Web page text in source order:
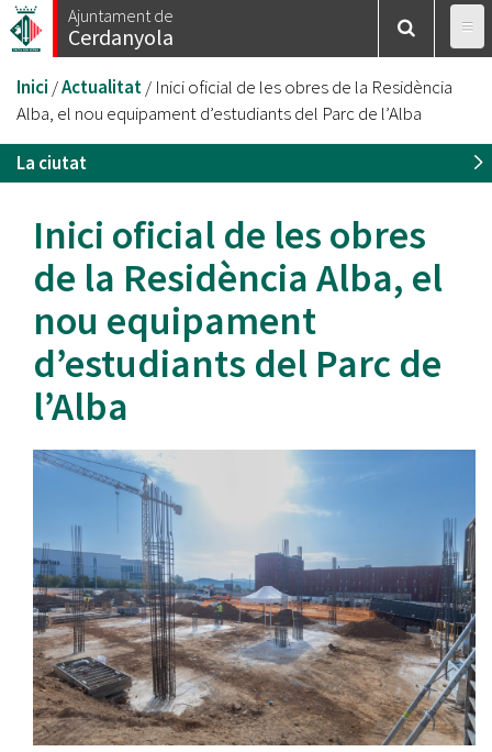
Vés
al
Ajuntament de
Cerdanyola
Esteu
aquí
Inici /Actualitat/ Inici oficial de les obres de la Residència
Alba, el nou equipament d’estudiants del Parc de l’Alba
La ciutat
Inici oficial de les obres
de la Residència Alba, el
nou equipament
d’estudiants del Parc de
l’Alba